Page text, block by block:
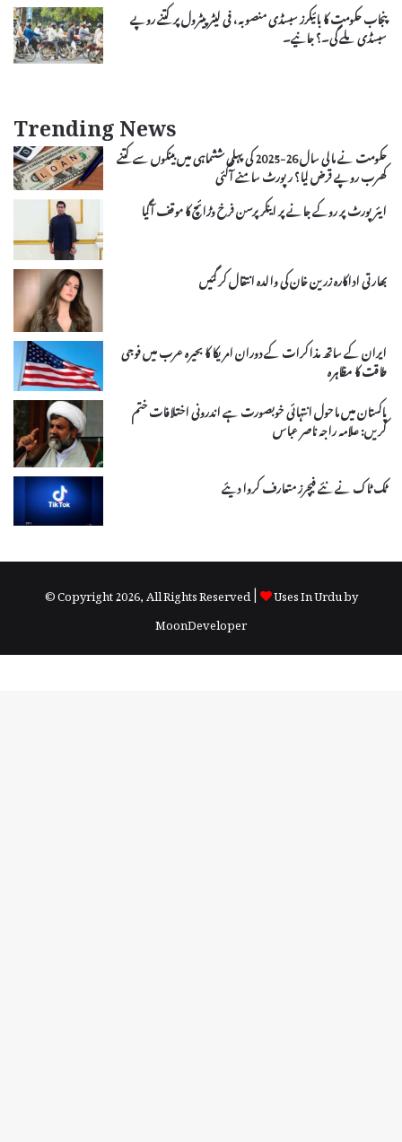
پنجاب حکومت کا بائیکرز سبسڈی منصوبہ، فی لیٹر پیٹرول پر کتنے روپے
سبسڈی ملے گی۔؟ جانیے۔
Trending News
حکومت نے مالی سال 26-2025 کی پہلی ششماہی میں بینکوں سے کتنے
کھرب روپے قرض لیا؟ رپورٹ سامنے آگئی
ایئر پورٹ پر روکے جانے پر اینکر پرسن فرخ وڑائچ کا موقف آگیا
بھارتی اداکارہ زرین خان کی والدہ انتقال کر گئیں
ایران کے ساتھ مذاکرات کے دوران امریکا کا بحیرہ عرب میں فوجی
طاقت کا مظاہرہ
پاکستان میں ماحول انتہائی خوبصورت ہے اندرونی اختلافات ختم
کریں: علامہ راجہ ناصر عباس
ٹک ٹاک نے نئے فیچرز متعارف کروا دیئے
© Copyright 2026, All Rights Reserved |
Uses In Urdu by
MoonDeveloper